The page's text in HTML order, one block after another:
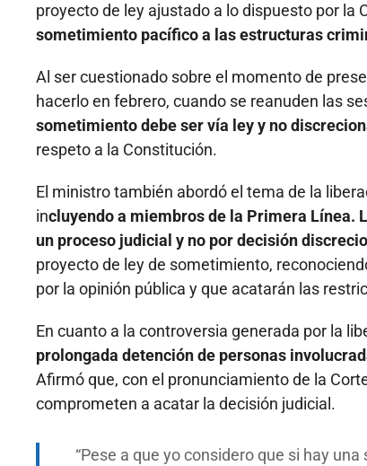
proyecto de ley ajustado a lo dispuesto por la
sometimiento pacífico a las estructuras
Al ser cuestionado sobre el momento de
hacerlo en febrero, cuando se reanuden las
sometimiento debe ser vía ley y no
respeto a la Constitución.
El ministro también abordó el tema de la
incluyendo a miembros de la Primera Línea.
un proceso judicial y no por decisión
proyecto de ley de sometimiento,
por la opinión pública y que acatarán las
En cuanto a la controversia generada por la
prolongada detención de personas
Afirmó que, con el pronunciamiento de la
comprometen a acatar la decisión judicial.
Pese a que yo considero que si hay